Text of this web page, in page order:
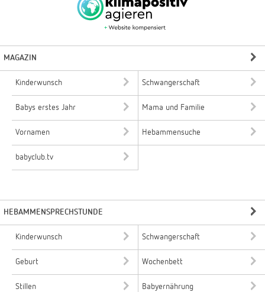
MAGAZIN
Kinderwunsch Schwangerschaft
Babys erstes Jahr Mama und Familie
Vornamen Hebammensuche
babyclub.tv
HEBAMMENSPRECHSTUNDE
Kinderwunsch Schwangerschaft
Geburt Wochenbett
Stillen Babyernährung